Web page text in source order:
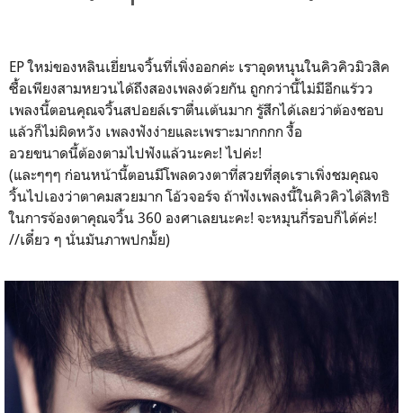
EP ใหม่ของหลินเยี่ยนจวิ้นที่เพิ่งออกค่ะ เราอุดหนุนในคิวคิวมิวสิค
ซื้อเพียงสามหยวนได้ถึงสองเพลงด้วยกัน ถูกกว่านี้ไม่มีอีกแร้วว
เพลงนี้ตอนคุณจวิ้นสปอยล์เราตื่นเต้นมาก รู้สึกได้เลยว่าต้องชอบ
แล้วก็ไม่ผิดหวัง เพลงฟังง่ายและเพราะมากกกก งื้อ
อวยขนาดนี้ต้องตามไปฟังแล้วนะคะ! ไปค่ะ!
(และๆๆๆ ก่อนหน้านี้ตอนมีโพลดวงตาที่สวยที่สุดเราเพิ่งชมคุณจ
วิ้นไปเองว่าตาคมสวยมาก โอ้วจอร์จ ถ้าฟังเพลงนี้ในคิวคิวได้สิทธิ
ในการจ้องตาคุณจวิ้น 360 องศาเลยนะคะ! จะหมุนกี่รอบก็ได้ค่ะ!
//เดี๋ยว ๆ นั่นมันภาพปกมั้ย)